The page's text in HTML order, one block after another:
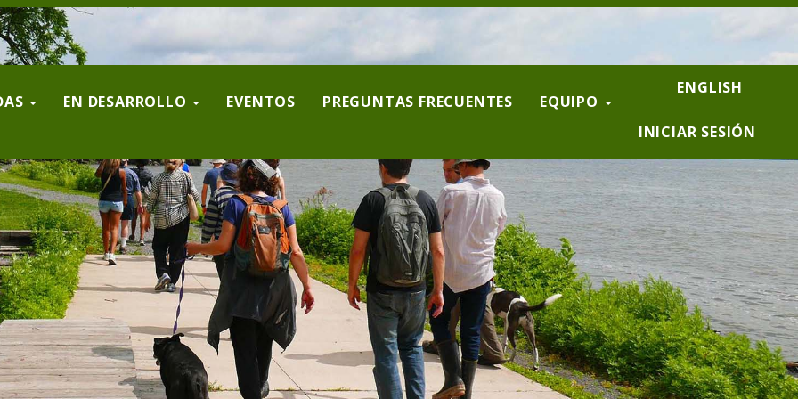
EN DESARROLLO EVENTOS PREGUNTAS FRECUENTES EQUIPO
ENGLISH
User
account
menu
INICIAR SESIÓN